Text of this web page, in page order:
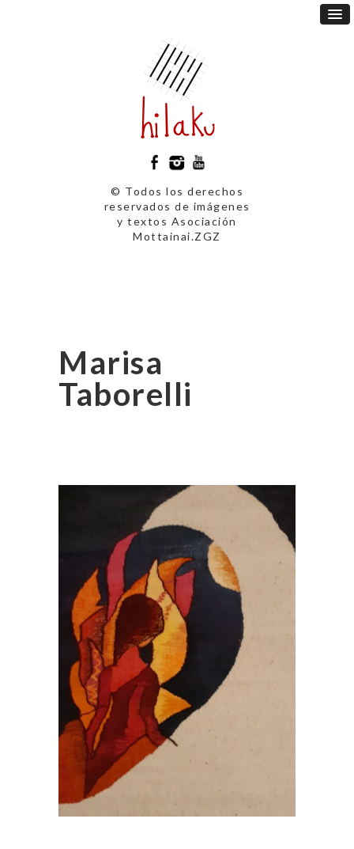
© Todos los derechos
reservados de imágenes
y textos Asociación
Mottainai.ZGZ
Marisa
Taborelli